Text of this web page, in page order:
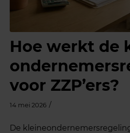
Hoe werkt de
voor ZZP’ers?
14 mei 2026 /
De